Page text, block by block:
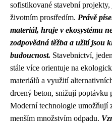
sofistikované stavební
životním prostředím. Právě
materiál, hraje v ekosystému
zodpovědná těžba a užití jsou
budoucnost. Stavebnictví,
stále více orientuje na
materiálů a využití
drcený beton, snižují poptávku
Moderní technologie umožňují
menším množstvím odpadu.